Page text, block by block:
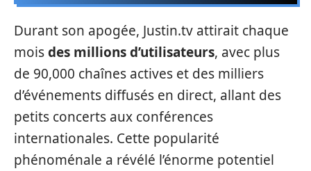
Durant son apogée, Justin.tv attirait chaque
moisdes millions d’utilisateurs, avec plus
de 90,000 chaînes actives et des milliers
d’événements diffusés en direct, allant des
petits concerts aux conférences
internationales. Cette popularité
phénoménale a révélé l’énorme potentiel